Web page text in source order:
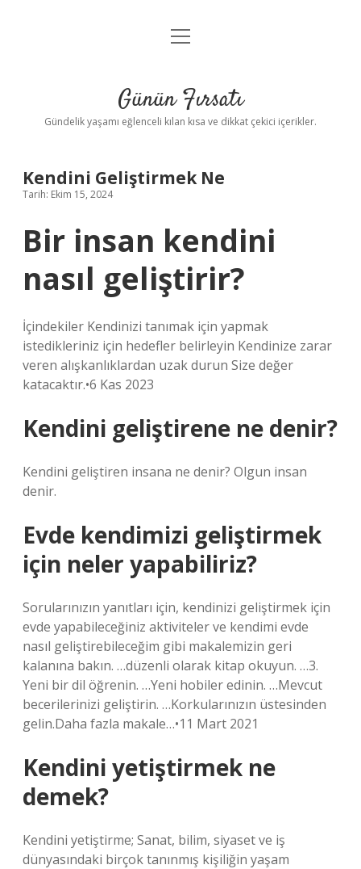
Anasayfa
Yasal Uyarı
menüyü
Günün Fırsatı
Gündelik yaşamı eğlenceli kılan kısa ve dikkat çekici içerikler.
Kendini Geliştirmek Ne
Tarih: Ekim 15, 2024
Bir insan kendini
nasıl geliştirir?
İçindekiler Kendinizi tanımak için yapmak
istedikleriniz için hedefler belirleyin Kendinize zarar
veren alışkanlıklardan uzak durun Size değer
katacaktır.•6 Kas 2023
Kendini geliştirene ne denir?
Kendini geliştiren insana ne denir? Olgun insan
denir.
Evde kendimizi geliştirmek
için neler yapabiliriz?
Sorularınızın yanıtları için, kendinizi geliştirmek için
evde yapabileceğiniz aktiviteler ve kendimi evde
nasıl geliştirebileceğim gibi makalemizin geri
kalanına bakın. …düzenli olarak kitap okuyun. …3.
Yeni bir dil öğrenin. …Yeni hobiler edinin. …Mevcut
becerilerinizi geliştirin. …Korkularınızın üstesinden
gelin.Daha fazla makale…•11 Mart 2021
Kendini yetiştirmek ne
demek?
Kendini yetiştirme; Sanat, bilim, siyaset ve iş
dünyasındaki birçok tanınmış kişiliğin yaşam